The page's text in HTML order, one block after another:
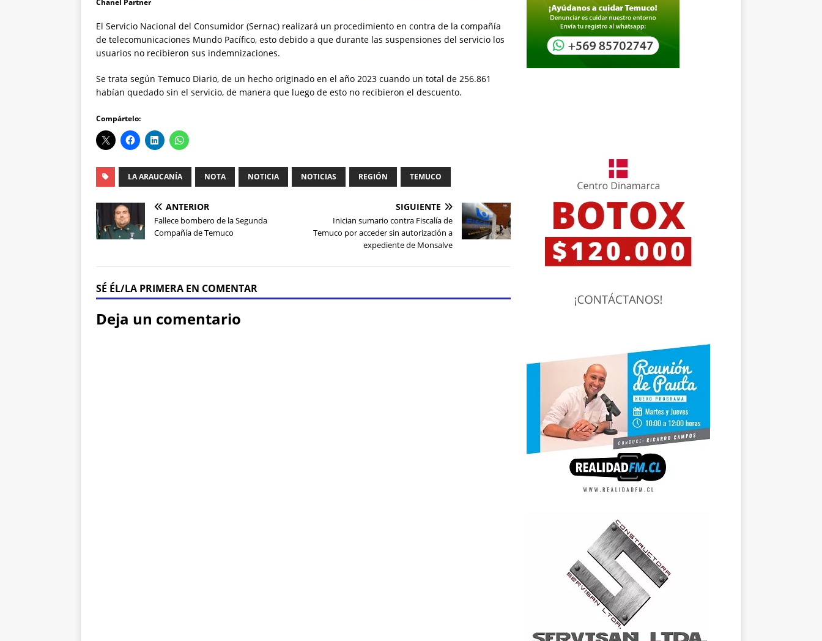
Chanel Partner
El Servicio Nacional del Consumidor (Sernac) realizará un procedimiento en contra de la compañía
de telecomunicaciones Mundo Pacífico, esto debido a que durante las suspensiones del servicio los
usuarios no recibieron sus indemnizaciones.
Se trata según Temuco Diario, de un hecho originado en el año 2023 cuando un total de 256.861
habían quedado sin el servicio, de manera que luego de esto no recibieron el descuento.
Compártelo:
LA ARAUCANÍA NOTA NOTICIA NOTICIAS REGIÓN TEMUCO
ANTERIOR
Fallece bombero de la Segunda
Compañía de Temuco
SIGUIENTE
Inician sumario contra Fiscalía de
Temuco por acceder sin autorización a
expediente de Monsalve
SÉ ÉL/LA PRIMERA EN COMENTAR
Deja un comentario